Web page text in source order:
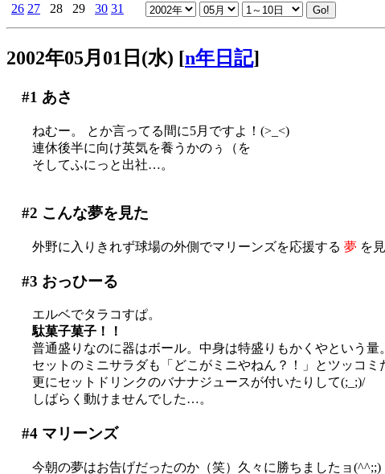
26 27 28 29 30 31
2002年05月01日(水) [n年日記]
#1 あさ
ねむー。 とか言ってる間に5月ですよ！(>_<)
連休後半に向け英気を養うかのぅ（を
そしてふにっと出社…。
#2 こんな夢を見た
外野に入りきれず球場の外側でマリーンズを応援する 夢 を
#3 おっひーる
エルベでタラコすぱ。
駄菓子菓子！！
普通盛りなのに器はボール。中身は特盛りもかくやという量。
セットのミニサラダも「どこがミニやねん？！」とツッコミ
更にセットドリンクのバナナジュースが付いたりして(;_;)/
しばらく動けませんでした…。
#4マリーンズ
今朝の夢はお告げだったのか（笑）久々に勝ちましたョ(^^;;)